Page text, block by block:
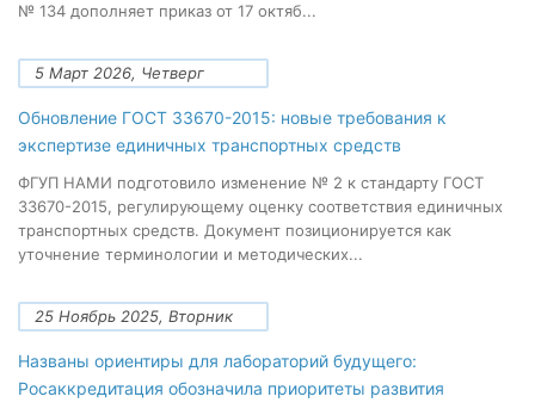
№ 134 дополняет приказ от 17 октяб...
5 Март 2026, Четверг
Обновление ГОСТ 33670-2015: новые требования к
экспертизе единичных транспортных средств
ФГУП НАМИ подготовило изменение № 2 к стандарту ГОСТ
33670-2015, регулирующему оценку соответствия единичных
транспортных средств. Документ позиционируется как
уточнение терминологии и методических...
25 Ноябрь 2025, Вторник
Названы ориентиры для лабораторий будущего:
Росаккредитация обозначила приоритеты развития